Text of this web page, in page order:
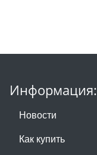
Информация:
Новости
Как купить